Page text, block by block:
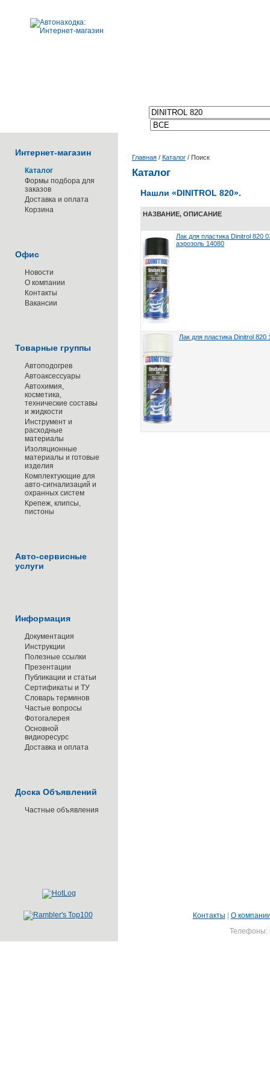
Интернет-магазин
Каталог
Формы подбора для
заказов
Доставка и оплата
Корзина
Офис
Новости
О компании
Контакты
Вакансии
Товарные группы
Автоподогрев
Автоаксессуары
Автохимия,
косметика,
технические составы
и жидкости
Инструмент и
расходные
материалы
Изоляционные
материалы и готовые
изделия
Комплектующие для
авто-сигнализаций и
охранных систем
Крепеж, клипсы,
пистоны
Авто-сервисные
услуги
Информация
Документация
Инструкции
Полезные ссылки
Презентации
Публикации и статьи
Сертификаты и ТУ
Словарь терминов
Частые вопросы
Фотогалерея
Основной
видиоресурс
Доставка и оплата
Доска Объявлений
Частные объявления
Главная / Каталог / Поиск
Каталог
Нашли «DINITROL 820».
НАЗВАНИЕ, ОПИСАНИЕ
Лак для пластика Dinitrol 820
аэрозоль 14080
Лак для пластика Dinitrol 820
Контакты
О
Телефоны: